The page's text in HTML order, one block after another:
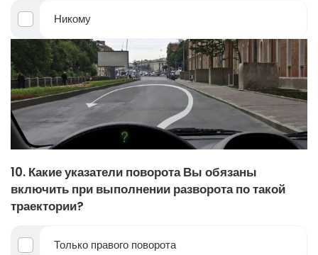
Никому
10. Какие указатели поворота Вы обязаны
включить при выполнении разворота по такой
траектории?
Только правого поворота